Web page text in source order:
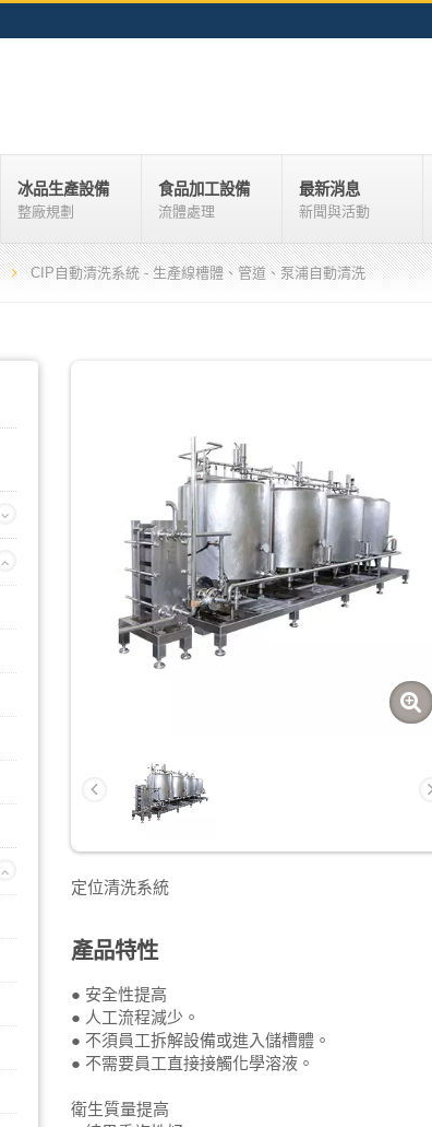
冰品生產設備
整廠規劃
食品加工設備
流體處理
最新消息
新聞與活動
CIP自動清洗系統 - 生產線槽體、管道、泵浦自動清洗
定位清洗系統
產品特性
● 安全性提高
● 人工流程減少。
● 不須員工拆解設備或進入儲槽體。
● 不需要員工直接接觸化學溶液。
衛生質量提高